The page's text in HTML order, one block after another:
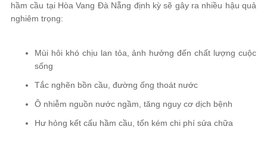
hầm cầu tại Hòa Vang Đà Nẵng định kỳ sẽ gây ra nhiều hậu quả
nghiêm trọng:
Mùi hôi khó chịu lan tỏa, ảnh hưởng đến chất lượng cuộc
sống
Tắc nghẽn bồn cầu, đường ống thoát nước
Ô nhiễm nguồn nước ngầm, tăng nguy cơ dịch bệnh
Hư hỏng kết cấu hầm cầu, tốn kém chi phí sửa chữa